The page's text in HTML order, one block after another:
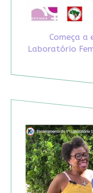
Começa a
Laboratório